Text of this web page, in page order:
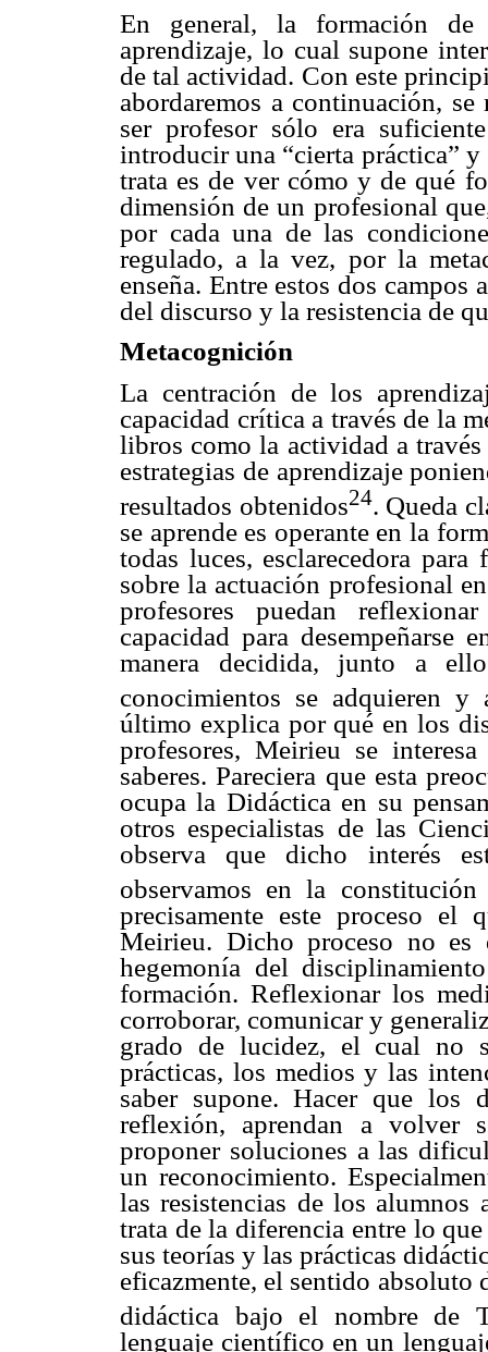
En general, la formación de
aprendizaje, lo cual supone
de tal actividad. Con este
abordaremos a continuación,
ser profesor sólo era
introducir una “cierta práctica”
trata es de ver cómo y de qué
dimensión de un profesional
por cada una de las
regulado, a la vez, por la
enseña. Entre estos dos
del discurso y la resistencia de
Metacognición
La centración de los
capacidad crítica a través de la
libros como la actividad a
estrategias de aprendizaje
resultados obtenidos24. Queda
se aprende es operante en la
todas luces, esclarecedora
sobre la actuación profesional
profesores puedan
capacidad para desempeñarse
manera decidida, junto a
conocimientos se adquieren
último explica por qué en los
profesores, Meirieu se
saberes. Pareciera que esta
ocupa la Didáctica en su
otros especialistas de las
observa que dicho interés
observamos en la
precisamente este proceso el
Meirieu. Dicho proceso no
hegemonía del
formación. Reflexionar los
corroborar, comunicar y
grado de lucidez, el cual no
prácticas, los medios y las
saber supone. Hacer que los
reflexión, aprendan a volver
proponer soluciones a las
un reconocimiento.
las resistencias de los alumnos
trata de la diferencia entre lo
sus teorías y las prácticas
eficazmente, el sentido absoluto
didáctica bajo el nombre de
lenguaje científico en un